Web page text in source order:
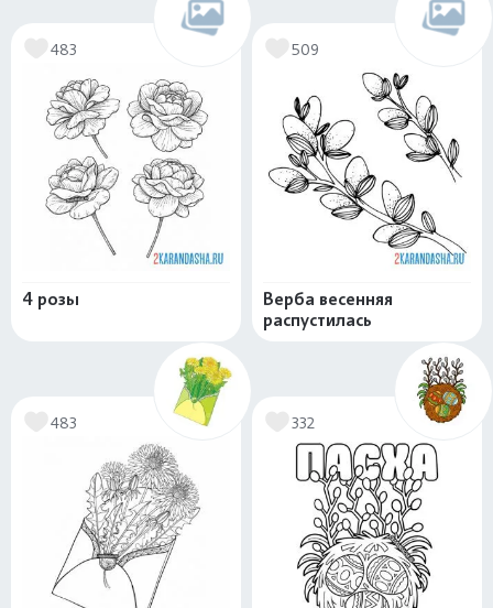
483
4 розы
509
Верба весенняя
распустилась
483 332